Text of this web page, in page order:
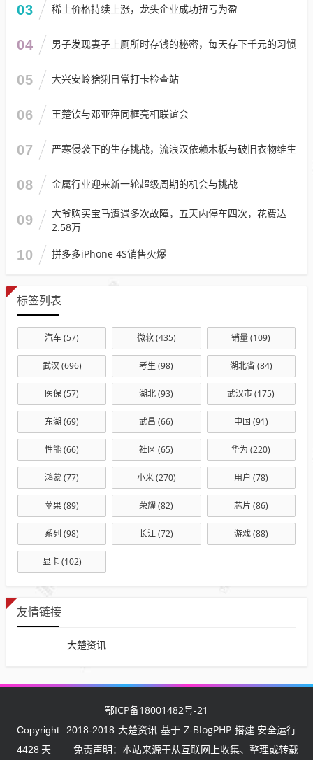
03 稀土价格持续上涨，龙头企业成功扭亏为盈
04 男子发现妻子上厕所时存钱的秘密，每天存下千元的习惯
05 大兴安岭猞猁日常打卡检查站
06 王楚钦与邓亚萍同框亮相联谊会
07 严寒侵袭下的生存挑战，流浪汉依赖木板与破旧衣物维生
08 金属行业迎来新一轮超级周期的机会与挑战
09
大爷购买宝马遭遇多次故障，五天内停车四次，花费达
2.58万
10 拼多多iPhone 4S销售火爆
标签列表
汽车(57) 微软(435) 销量(109)
武汉 (696) 考生 (98) 湖北省 (84)
医保(57) 湖北(93) 武汉市(175)
东湖 (69) 武昌 (66) 中国 (91)
性能(66) 社区 (65) 华为 (220)
鸿蒙(77) 小米(270) 用户 (78)
苹果(89) 荣耀(82) 芯片 (86)
系列 (98) 长江(72) 游戏(88)
显卡(102)
友情链接
大楚资讯
鄂ICP备18001482号-21
Copyright 2018-2018 大楚资讯 基于 Z-BlogPHP 搭建 安全运行
4428 天 免责声明：本站来源于从互联网上收集、整理或转载